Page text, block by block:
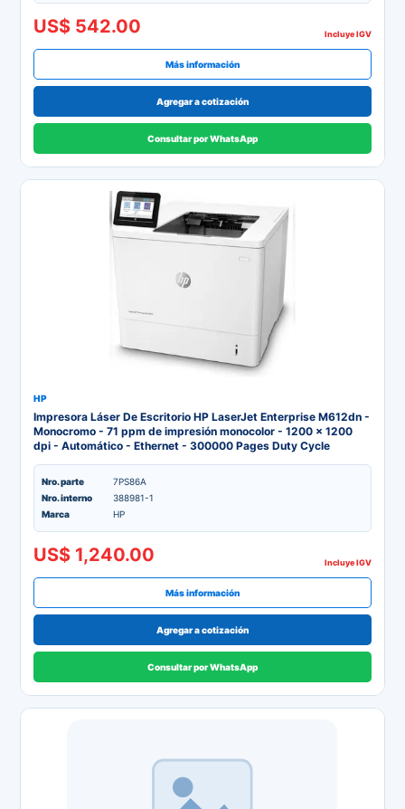
US$ 542.00 Incluye IGV
Más información
Agregar a cotización
Consultar por WhatsApp
HP
Impresora Láser De Escritorio HP LaserJet Enterprise M612dn -
Monocromo - 71 ppm de impresión monocolor - 1200 x 1200
dpi - Automático - Ethernet - 300000 Pages Duty Cycle
Nro. parte
7PS86A
Nro. interno
388981-1
Marca
HP
US$ 1,240.00 Incluye IGV
Más información
Agregar a cotización
Consultar por WhatsApp